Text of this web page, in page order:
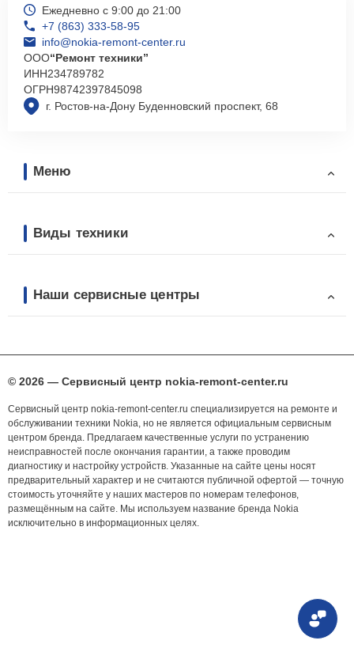
г. Ростов-на-Дону Буденновский проспект, 68
Ежедневно с 9:00 до 21:00
+7 (863) 333-58-95
info@nokia-remont-center.ru
ООО“Ремонт техники”
ИНН234789782
ОГРН98742397845098
Меню
Виды техники
Наши сервисные центры
© 2026 — Сервисный центр nokia-remont-center.ru
Сервисный центр nokia-remont-center.ru специализируется на ремонте и
обслуживании техники Nokia, но не является официальным сервисным
центром бренда. Предлагаем качественные услуги по устранению
неисправностей после окончания гарантии, а также проводим
диагностику и настройку устройств. Указанные на сайте цены носят
предварительный характер и не считаются публичной офертой — точную
стоимость уточняйте у наших мастеров по номерам телефонов,
размещённым на сайте. Мы используем название бренда Nokia
исключительно в информационных целях.